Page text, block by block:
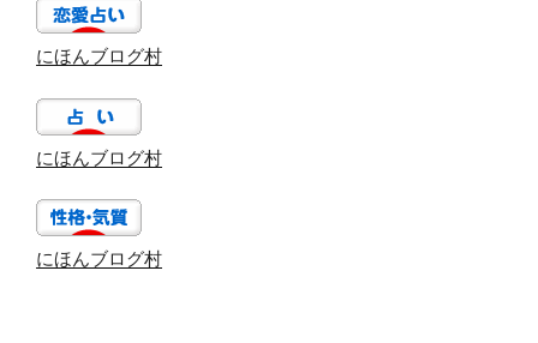
にほんブログ村
にほんブログ村
にほんブログ村